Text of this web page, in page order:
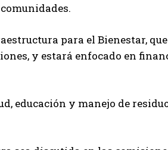
para el Bienestar,
y estará enfocado en
educación y manejo de